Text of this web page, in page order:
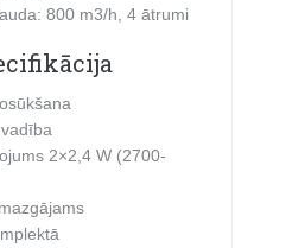
800 m3/h, 4 ātrumi
2×2,4 W (2700-